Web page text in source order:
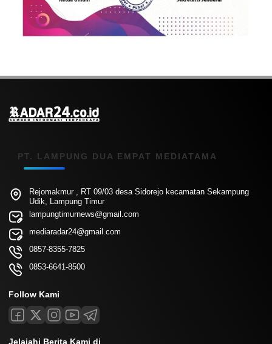
PT. LAMPUNG DUA EMPAT MEDIATAMA
Rejomakmur , RT 09/03 desa Sidorejo kecamatan Sekampung
Udik, Lampung Timur
lampungtimurnews@gmail.com
mediaradar24@gmail.com
0857-8355-7825
0853-6641-8500
Follow Kami
Jelajahi Berita Kami di